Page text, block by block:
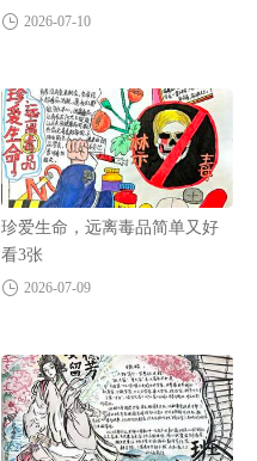
2026-07-10
珍爱生命，远离毒品简单又好
看3张
2026-07-09